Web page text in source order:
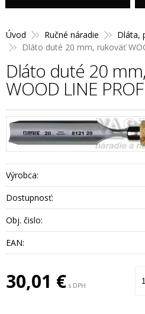
Úvod Ručné náradie Dláta,
Dláto duté 20 mm, rukoväť
Dláto duté 20
WOOD LINE
Výrobca:
Dostupnosť:
Obj. čislo:
EAN:
30,01 € s DPH